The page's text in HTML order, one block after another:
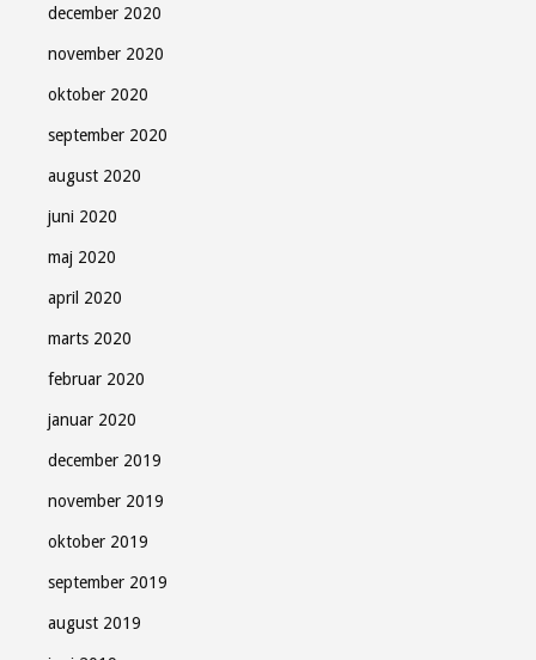
december 2020
november 2020
oktober 2020
september 2020
august 2020
juni 2020
maj 2020
april 2020
marts 2020
februar 2020
januar 2020
december 2019
november 2019
oktober 2019
september 2019
august 2019